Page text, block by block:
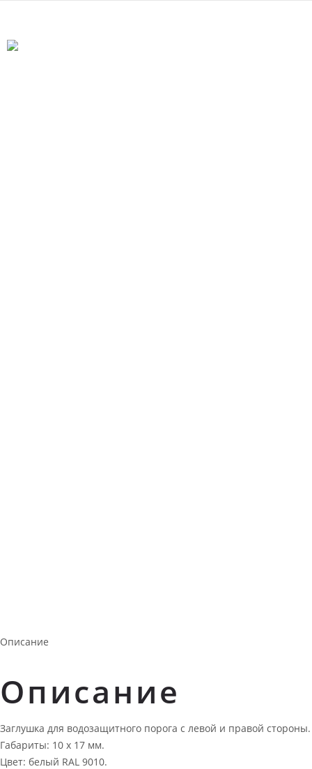
Описание
Описание
Заглушка для водозащитного порога с левой и правой стороны.
Габариты: 10 х 17 мм.
Цвет: белый RAL 9010.